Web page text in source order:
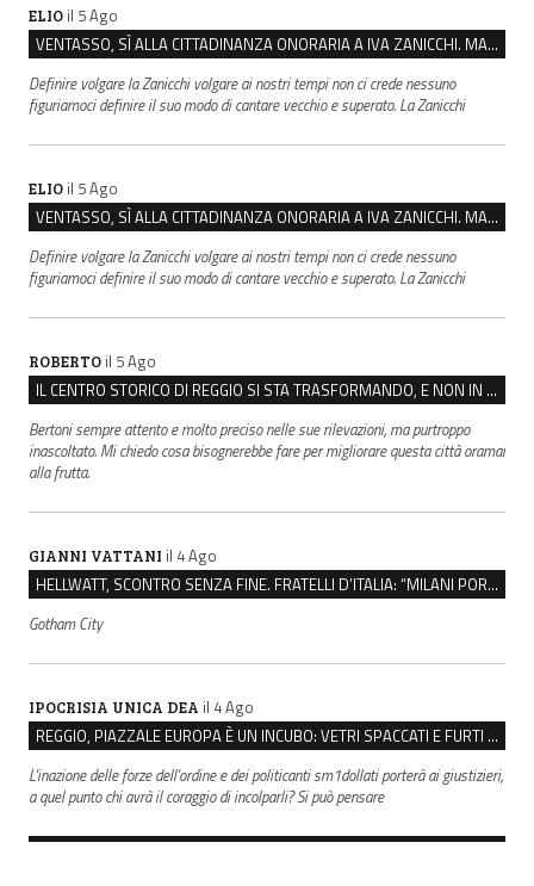
ELIO il 5 Ago
VENTASSO, SÌ ALLA CITTADINANZA ONORARIA A IVA ZANICCHI. MA BARGIACCHI: “È DI PESSIMO GUSTO”
Definire volgare la Zanicchi volgare ai nostri tempi non ci crede nessuno
figuriamoci definire il suo modo di cantare vecchio e superato. La Zanicchi
ELIO il 5 Ago
VENTASSO, SÌ ALLA CITTADINANZA ONORARIA A IVA ZANICCHI. MA BARGIACCHI: “È DI PESSIMO GUSTO”
Definire volgare la Zanicchi volgare ai nostri tempi non ci crede nessuno
figuriamoci definire il suo modo di cantare vecchio e superato. La Zanicchi
ROBERTO il 5 Ago
IL CENTRO STORICO DI REGGIO SI STA TRASFORMANDO, E NON IN MEGLIO
Bertoni sempre attento e molto preciso nelle sue rilevazioni, ma purtroppo
inascoltato. Mi chiedo cosa bisognerebbe fare per migliorare questa città oramai
alla frutta.
GIANNI VATTANI il 4 Ago
HELLWATT, SCONTRO SENZA FINE. FRATELLI D’ITALIA: “MILANI PORTA DOCUMENTI, DE FRANCO INSULTI”
Gotham City
IPOCRISIA UNICA DEA il 4 Ago
REGGIO, PIAZZALE EUROPA È UN INCUBO: VETRI SPACCATI E FURTI SULLE AUTO IN SOSTA
L'inazione delle forze dell'ordine e dei politicanti sm1dollati porterà ai giustizieri,
a quel punto chi avrà il coraggio di incolparli? Si può pensare